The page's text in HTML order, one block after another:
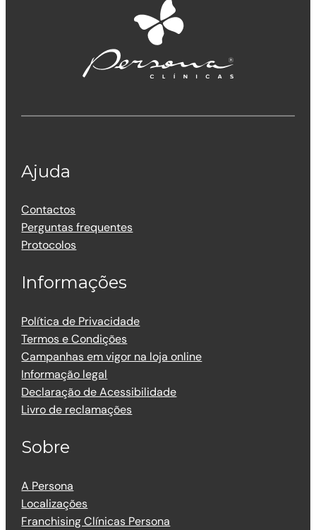
Ajuda
Contactos
Perguntas frequentes
Protocolos
Informações
Política de Privacidade
Termos e Condições
Campanhas em vigor na loja online
Informação legal
Declaração de Acessibilidade
Livro de reclamações
Sobre
A Persona
Localizações
Franchising Clínicas Persona